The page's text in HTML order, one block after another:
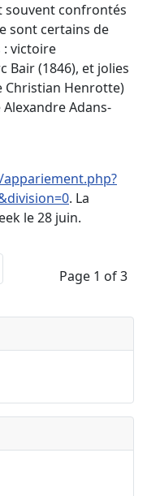
souvent confrontés
sont certains de
: victoire
Bair (1846), et jolies
Christian Henrotte)
Adans-
. La
le 28 juin.
Page 1 of 3